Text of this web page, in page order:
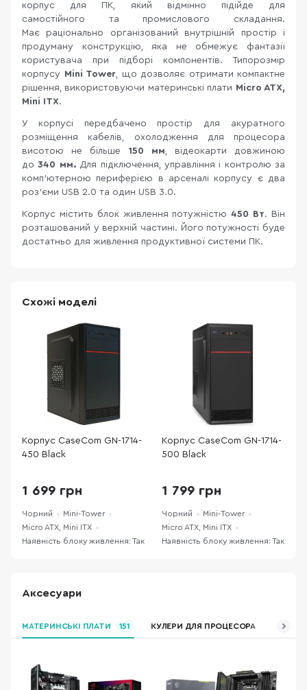
корпус для ПК, який відмінно підійде для
самостійного та промислового складання.
Має раціонально організований внутрішній простір і
продуману конструкцію, яка не обмежує фантазії
користувача при підборі компонентів. Типорозмір
корпусу Mini Tower, що дозволяє отримати компактне
рішення, використовуючи материнські плати Micro ATX,
Mini ITX.
У корпусі передбачено простір для акуратного
розміщення кабелів, охолодження для процесора
висотою не більше 150 мм, відеокарти довжиною
до340 мм. Для підключення, управління і контролю за
комп'ютерною периферією в арсеналі корпусу є два
роз'єми USB 2.0 та один USB 3.0.
Корпус містить блок живлення потужністю450 Вт. Він
розташований у верхній частині. Його потужності буде
достатньо для живлення продуктивної системи ПК.
Схожі моделі
Корпус CaseCom GN-1714-
450 Black
1 699 грн
Чорний
Mini-Tower
Micro ATX, Mini ITX
Наявність блоку живлення: Так
Корпус CaseCom GN-1714-
500 Black
1 799 грн
Чорний
Mini-Tower
Micro ATX, Mini ITX
Наявність блоку живлення: Так
Аксесуари
МАТЕРИНСЬКІ ПЛАТИ 151 КУЛЕРИ ДЛЯ ПРОЦЕСОРА